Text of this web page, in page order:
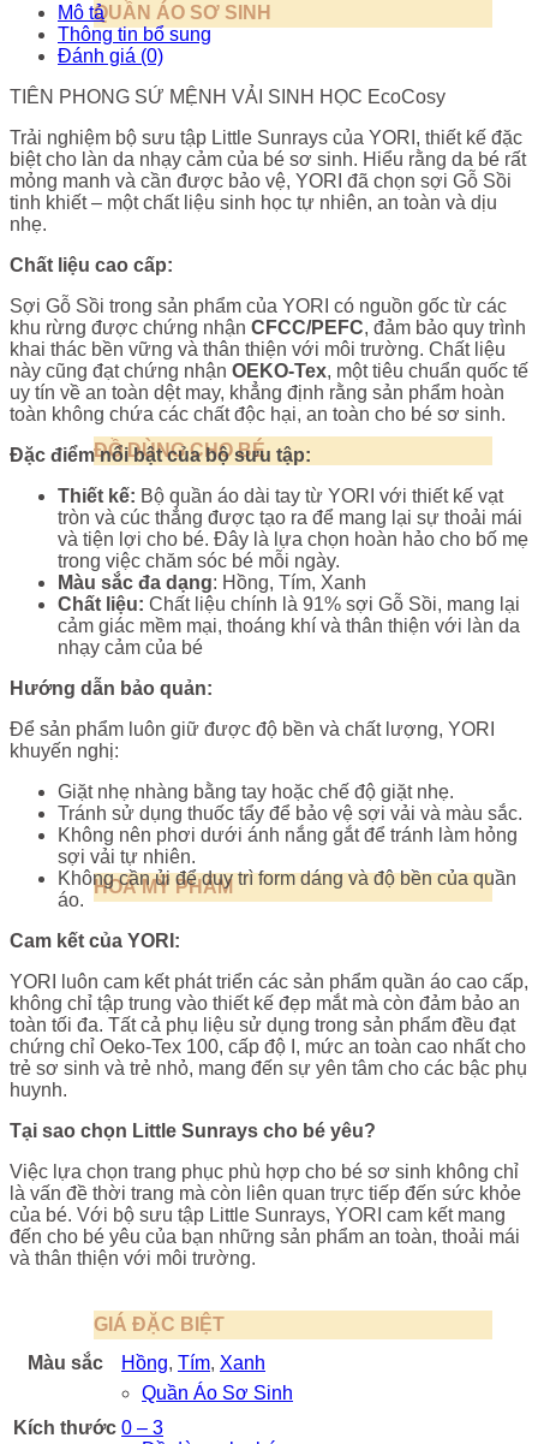
QUẦN ÁO SƠ SINH
ĐỒ DÙNG CHO BÉ
HOÁ MỸ PHẨM
GIÁ ĐẶC BIỆT
Quần Áo Sơ Sinh
Mô tả
Thông tin bổ sung
Đánh giá (0)
TIÊN PHONG SỨ MỆNH VẢI SINH HỌC EcoCosy
Trải nghiệm bộ sưu tập Little Sunrays của YORI, thiết kế đặc
biệt cho làn da nhạy cảm của bé sơ sinh. Hiểu rằng da bé rất
mỏng manh và cần được bảo vệ, YORI đã chọn sợi Gỗ Sồi
tinh khiết – một chất liệu sinh học tự nhiên, an toàn và dịu
nhẹ.
Chất liệu cao cấp:
Sợi Gỗ Sồi trong sản phẩm của YORI có nguồn gốc từ các
khu rừng được chứng nhận CFCC/PEFC, đảm bảo quy trình
khai thác bền vững và thân thiện với môi trường. Chất liệu
này cũng đạt chứng nhận OEKO-Tex, một tiêu chuẩn quốc tế
uy tín về an toàn dệt may, khẳng định rằng sản phẩm hoàn
toàn không chứa các chất độc hại, an toàn cho bé sơ sinh.
Đặc điểm nổi bật của bộ sưu tập:
Thiết kế: Bộ quần áo dài tay từ YORI với thiết kế vạt
tròn và cúc thẳng được tạo ra để mang lại sự thoải mái
và tiện lợi cho bé. Đây là lựa chọn hoàn hảo cho bố mẹ
trong việc chăm sóc bé mỗi ngày.
Màu sắc đa dạng: Hồng, Tím, Xanh
Chất liệu: Chất liệu chính là 91% sợi Gỗ Sồi, mang lại
cảm giác mềm mại, thoáng khí và thân thiện với làn da
nhạy cảm của bé
Hướng dẫn bảo quản:
Để sản phẩm luôn giữ được độ bền và chất lượng, YORI
khuyến nghị:
Giặt nhẹ nhàng bằng tay hoặc chế độ giặt nhẹ.
Tránh sử dụng thuốc tẩy để bảo vệ sợi vải và màu sắc.
Không nên phơi dưới ánh nắng gắt để tránh làm hỏng
sợi vải tự nhiên.
Không cần ủi để duy trì form dáng và độ bền của quần
áo.
Cam kết của YORI :
YORI luôn cam kết phát triển các sản phẩm quần áo cao cấp,
không chỉ tập trung vào thiết kế đẹp mắt mà còn đảm bảo an
toàn tối đa. Tất cả phụ liệu sử dụng trong sản phẩm đều đạt
chứng chỉ Oeko-Tex 100, cấp độ I, mức an toàn cao nhất cho
trẻ sơ sinh và trẻ nhỏ, mang đến sự yên tâm cho các bậc phụ
huynh.
Tại sao chọn Little Sunrays cho bé yêu?
Việc lựa chọn trang phục phù hợp cho bé sơ sinh không chỉ
là vấn đề thời trang mà còn liên quan trực tiếp đến sức khỏe
của bé. Với bộ sưu tập Little Sunrays, YORI cam kết mang
đến cho bé yêu của bạn những sản phẩm an toàn, thoải mái
và thân thiện với môi trường.
Màu sắc Hồng, Tím, Xanh
Kích thước 0 – 3